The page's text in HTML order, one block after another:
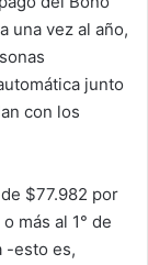
una vez al año,
junto
con los
$77.982 por
más al 1° de
-esto es,